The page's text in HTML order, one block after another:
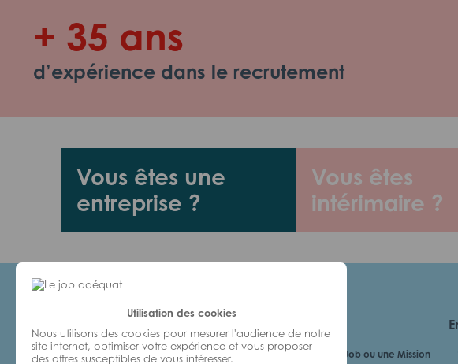
Utilisation des cookies
Nous utilisons des cookies pour mesurer l'audience de notre
site internet, optimiser votre expérience et vous proposer
des offres susceptibles de vous intéresser.
+ 35 ans
d’expérience dans le recrutement
Vous êtes une
entreprise ?
Vous êtes
intérimaire ?
Je cherche un Job ou une Mission